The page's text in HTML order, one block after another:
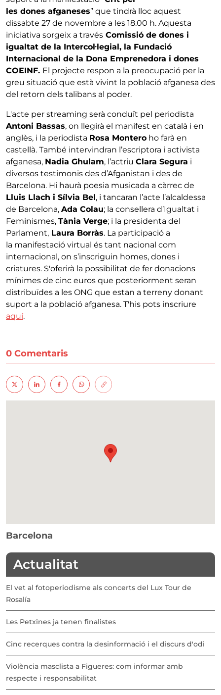
les dones afganeses” que tindrà lloc aquest
dissabte 27 de novembre a les 18.00 h. Aquesta
iniciativa sorgeix a través Comissió de dones i
igualtat de la Intercol·legial, la Fundació
Internacional de la Dona Emprenedora i dones
COEINF. El projecte respon a la preocupació per la
greu situació que està vivint la població afganesa des
del retorn dels talibans al poder.
L'acte per streaming serà conduït pel periodista
Antoni Bassas, on llegirà el manifest en català i en
anglès, i la periodista Rosa Montero ho farà en
castellà. També intervindran l’escriptora i activista
afganesa, Nadia Ghulam, l’actriu Clara Segura i
diversos testimonis des d’Afganistan i des de
Barcelona. Hi haurà poesia musicada a càrrec de
Lluis Llach i Sílvia Bel, i tancaran l’acte l’alcaldessa
de Barcelona, Ada Colau; la consellera d’Igualtat i
Feminismes, Tània Verge; i la presidenta del
Parlament, Laura Borràs. La participació a
la manifestació virtual és tant nacional com
internacional, on s’inscriguin homes, dones i
criatures. S'oferirà la possibilitat de fer donacions
mínimes de cinc euros que posteriorment seran
distribuïdes a les ONG que estan a terreny donant
suport a la població afganesa. T'his pots inscriure
aquí.
0 Comentaris
Barcelona
Actualitat
El vet al fotoperiodisme als concerts del Lux Tour de
Rosalía
Les Petxines ja tenen finalistes
Cinc recerques contra la desinformació i el discurs d'odi
Violència masclista a Figueres: com informar amb
respecte i responsabilitat